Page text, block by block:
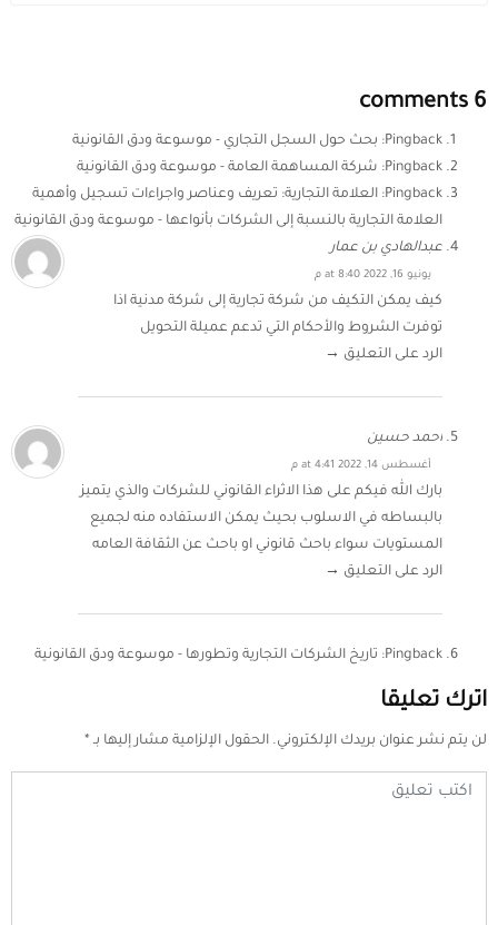
6 comments
Pingback: بحث حول السجل التجاري - موسوعة ودق القانونية
Pingback: شركة المساهمة العامة - موسوعة ودق القانونية
Pingback: العلامة التجارية: تعريف وعناصر واجراءات تسجيل وأهمية
العلامة التجارية بالنسبة إلى الشركات بأنواعها - موسوعة ودق القانونية
عبدالهادي بن عمار
يونيو 16, 2022 at 8:40 م
كيف يمكن التكيف من شركة تجارية إلى شركة مدنية اذا
توفرت الشروط والأحكام التي تدعم عميلة التحويل
الرد على التعليق →
احمد حسين
أغسطس 14, 2022 at 4:41 م
بارك الله فيكم على هذا الاثراء القانوني للشركات والذي يتميز
بالبساطه في الاسلوب بحيث يمكن الاستفاده منه لجميع
المستويات سواء باحث قانوني او باحث عن الثقافة العامه
الرد على التعليق →
Pingback: تاريخ الشركات التجارية وتطورها - موسوعة ودق القانونية
اترك تعليقا
لن يتم نشر عنوان بريدك الإلكتروني. الحقول الإلزامية مشار إليها بـ *